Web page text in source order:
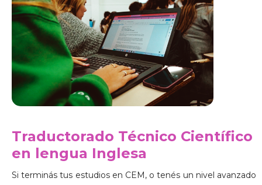
Traductorado Técnico Científico
en lengua Inglesa
Si terminás tus estudios en CEM, o tenés un nivel avanzado